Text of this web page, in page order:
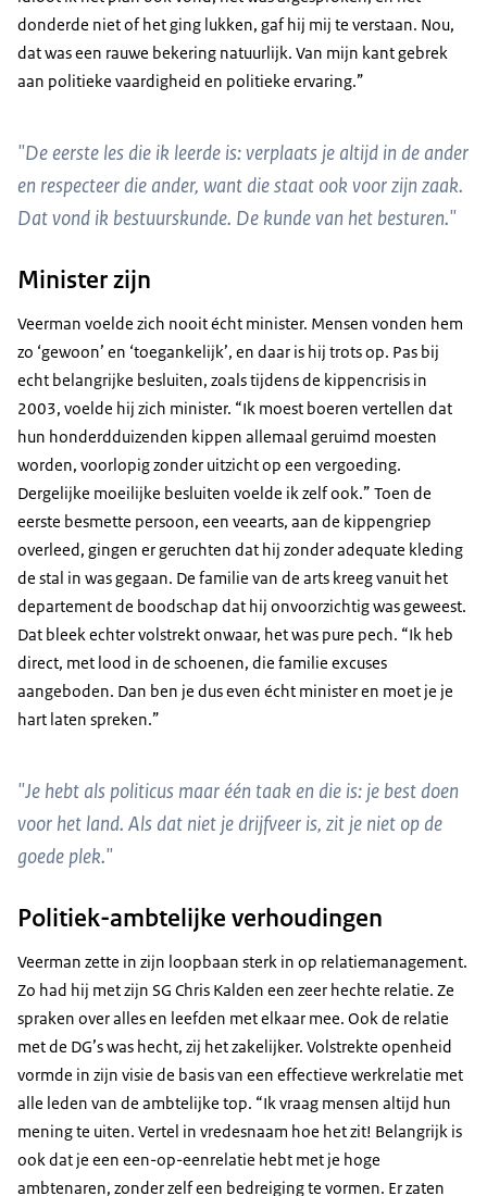
donderde niet of het ging lukken, gaf hij mij te verstaan. Nou,
dat was een rauwe bekering natuurlijk. Van mijn kant gebrek
aan politieke vaardigheid en politieke ervaring.”
"De eerste les die ik leerde is: verplaats je altijd in de ander
en respecteer die ander, want die staat ook voor zijn zaak.
Dat vond ik bestuurskunde. De kunde van het besturen."
Minister zijn
Veerman voelde zich nooit écht minister. Mensen vonden hem
zo ‘gewoon’ en ‘toegankelijk’, en daar is hij trots op. Pas bij
echt belangrijke besluiten, zoals tijdens de kippencrisis in
2003, voelde hij zich minister. “Ik moest boeren vertellen dat
hun honderdduizenden kippen allemaal geruimd moesten
worden, voorlopig zonder uitzicht op een vergoeding.
Dergelijke moeilijke besluiten voelde ik zelf ook.” Toen de
eerste besmette persoon, een veearts, aan de kippengriep
overleed, gingen er geruchten dat hij zonder adequate kleding
de stal in was gegaan. De familie van de arts kreeg vanuit het
departement de boodschap dat hij onvoorzichtig was geweest.
Dat bleek echter volstrekt onwaar, het was pure pech. “Ik heb
direct, met lood in de schoenen, die familie excuses
aangeboden. Dan ben je dus even écht minister en moet je je
hart laten spreken.”
"Je hebt als politicus maar één taak en die is: je best doen
voor het land. Als dat niet je drijfveer is, zit je niet op de
goede plek."
Politiek-ambtelijke verhoudingen
Veerman zette in zijn loopbaan sterk in op relatiemanagement.
Zo had hij met zijn SG Chris Kalden een zeer hechte relatie. Ze
spraken over alles en leefden met elkaar mee. Ook de relatie
met de DG’s was hecht, zij het zakelijker. Volstrekte openheid
vormde in zijn visie de basis van een effectieve werkrelatie met
alle leden van de ambtelijke top. “Ik vraag mensen altijd hun
mening te uiten. Vertel in vredesnaam hoe het zit! Belangrijk is
ook dat je een een-op-eenrelatie hebt met je hoge
ambtenaren, zonder zelf een bedreiging te vormen. Er zaten